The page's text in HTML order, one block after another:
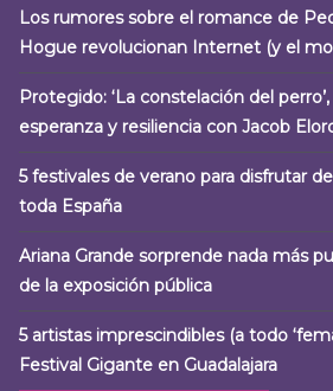
Los rumores sobre el romance de
Hogue revolucionan Internet (y el
Protegido: ‘La constelación del
esperanza y resiliencia con Jacob
5 festivales de verano para disfrutar
toda España
Ariana Grande sorprende nada más
de la exposición pública
5 artistas imprescindibles (a todo
Festival Gigante en Guadalajara